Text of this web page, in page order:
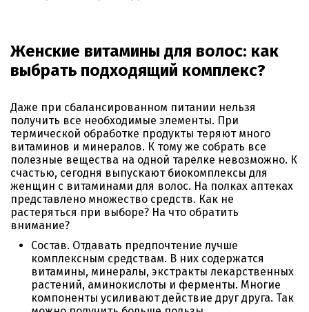
Женские витамины для волос: как
выбрать подходящий комплекс?
Даже при сбалансированном питании нельзя
получить все необходимые элементы. При
термической обработке продукты теряют много
витаминов и минералов. К тому же собрать все
полезные вещества на одной тарелке невозможно. К
счастью, сегодня выпускают биокомплексы для
женщин с витаминами для волос. На полках аптеках
представлено множество средств. Как не
растеряться при выборе? На что обратить
внимание?
Состав. Отдавать предпочтение лучше
комплексным средствам. В них содержатся
витамины, минералы, экстракты лекарственных
растений, аминокислоты и ферменты. Многие
компоненты усиливают действие друг друга. Так